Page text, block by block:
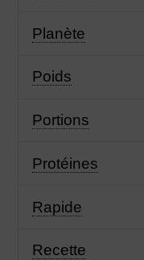
Planète
Poids
Portions
Protéines
Rapide
Recette